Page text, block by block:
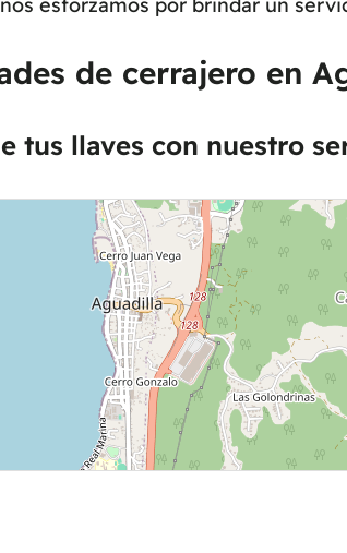
esforzamos por brindar un
de cerrajero en
tus llaves con nuestro